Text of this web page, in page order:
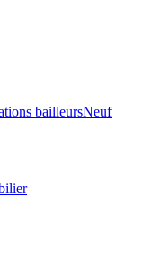
bailleursNeuf